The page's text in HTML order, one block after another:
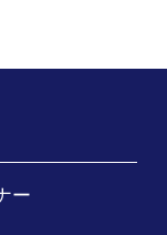
ー